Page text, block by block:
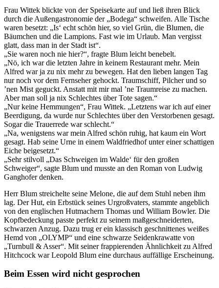
Frau Wittek blickte von der Speisekarte auf und ließ ihren Blick
durch die Außengastronomie der „Bodega“ schweifen. Alle Tische
waren besetzt: „Is‘ echt schön hier, so viel Grün, die Blumen, die
Bäumchen und die Lampions. Fast wie im Urlaub. Man vergisst
glatt, dass man in der Stadt ist“.
„Sie waren noch nie hier?“, fragte Blum leicht benebelt.
„Nö, ich war die letzten Jahre in keinem Restaurant mehr. Mein
Alfred war ja zu nix mehr zu bewegen. Hat den lieben langen Tag
nur noch vor dem Fernseher gehockt. Traumschiff, Pilcher und so
’nen Mist geguckt. Anstatt mit mir mal ’ne Traumreise zu machen.
Aber man soll ja nix Schlechtes über Tote sagen.“
„Nur keine Hemmungen“, Frau Wittek. „Letztens war ich auf einer
Beerdigung, da wurde nur Schlechtes über den Verstorbenen gesagt.
Sogar die Trauerrede war schlecht.“
„Na, wenigstens war mein Alfred schön ruhig, hat kaum ein Wort
gesagt. Hab seine Urne in einem Waldfriedhof unter einer schattigen
Eiche beigesetzt.“
„Sehr stilvoll „Das Schweigen im Walde‘ für den großen
Schweiger“, sagte Blum und musste an den Roman von Ludwig
Ganghofer denken.
Herr Blum streichelte seine Melone, die auf dem Stuhl neben ihm
lag. Der Hut, ein Erbstück seines Urgroßvaters, stammte angeblich
von den englischen Hutmachern Thomas und William Bowler. Die
Kopfbedeckung passte perfekt zu seinem maßgeschneiderten,
schwarzen Anzug. Dazu trug er ein klassisch geschnittenes weißes
Hemd von „OLYMP“ und eine schwarze Seidenkrawatte von
„Turnbull & Asser“. Mit seiner frappierenden Ähnlichkeit zu Alfred
Hitchcock war Leopold Blum eine durchaus auffällige Erscheinung.
Beim Essen wird nicht gesprochen